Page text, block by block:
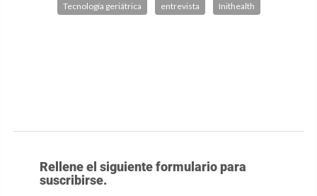
Tecnología geriátrica entrevista Inithealth
Rellene el siguiente formulario para
suscribirse.